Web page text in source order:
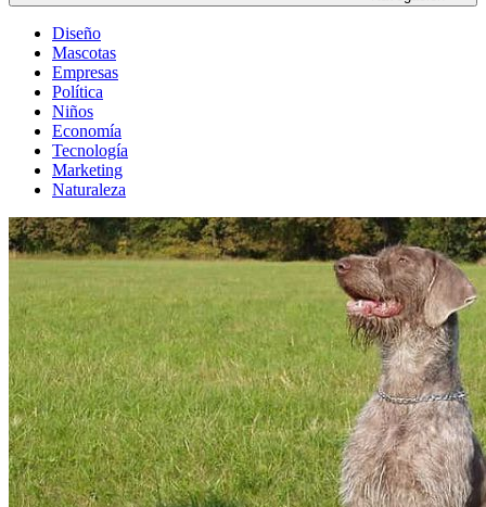
Diseño
Mascotas
Empresas
Política
Niños
Economía
Tecnología
Marketing
Naturaleza